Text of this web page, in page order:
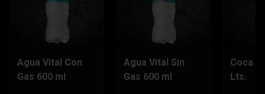
Agua Vital Con
Gas 600 ml
Agua Vital Sin
Gas 600 ml
Coca
Lts.